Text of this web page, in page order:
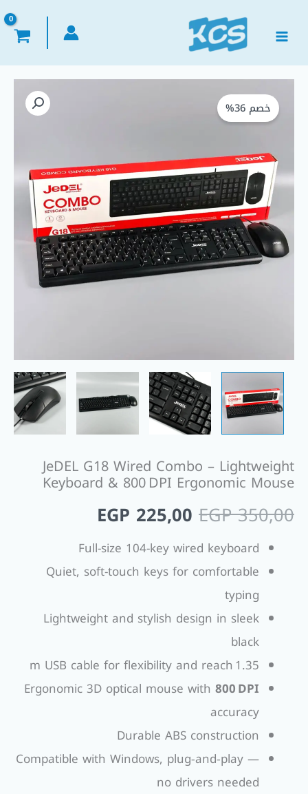
المحتوى
خصم 36%
JeDEL G18 Wired Combo – Lightweight
Keyboard & 800 DPI Ergonomic Mouse
EGP350,00
هو:
EGP 350,00.
EGP 225,00
السعر
هو:
EGP 225,00.
Full-size 104-key wired keyboard
Quiet, soft-touch keys for comfortable
typing
Lightweight and stylish design in sleek
black
1.35 m USB cable for flexibility and reach
Ergonomic 3D optical mouse with 800 DPI
accuracy
Durable ABS construction
Compatible with Windows, plug‑and‑play —
no drivers needed
JeDEL
G18
Combo
–
Lightweight
Keyboard
&
800 DPI